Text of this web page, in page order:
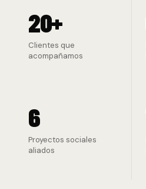
20+
Clientes que
acompañamos
6
Proyectos sociales
aliados